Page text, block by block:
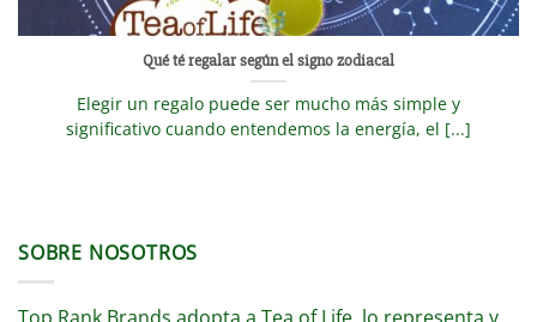
Qué té regalar según el signo zodiacal
Elegir un regalo puede ser mucho más simple y
significativo cuando entendemos la energía, el [...]
SOBRE NOSOTROS